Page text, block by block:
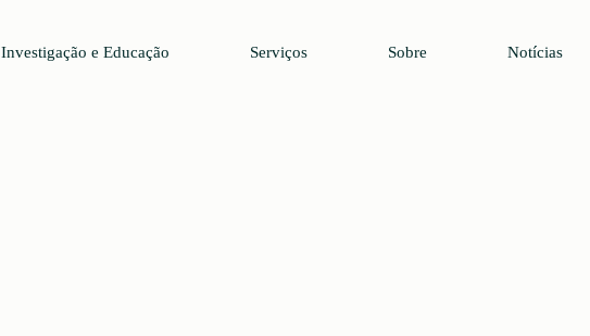
Investigação e Educação Serviços Sobre Notícias